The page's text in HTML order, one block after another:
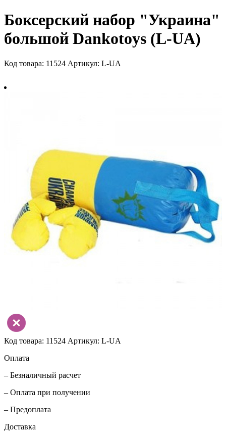
Боксерский набор "Украина"
большой Dankotoys (L-UA)
Код товара: 11524 Артикул: L-UA
Код товара: 11524 Артикул: L-UA
Оплата
– Безналичный расчет
– Оплата при получении
– Предоплата
Доставка